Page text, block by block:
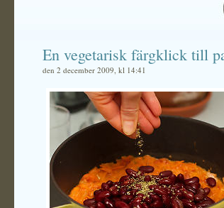
En vegetarisk färgklick till
den 2 december 2009, kl 14:41